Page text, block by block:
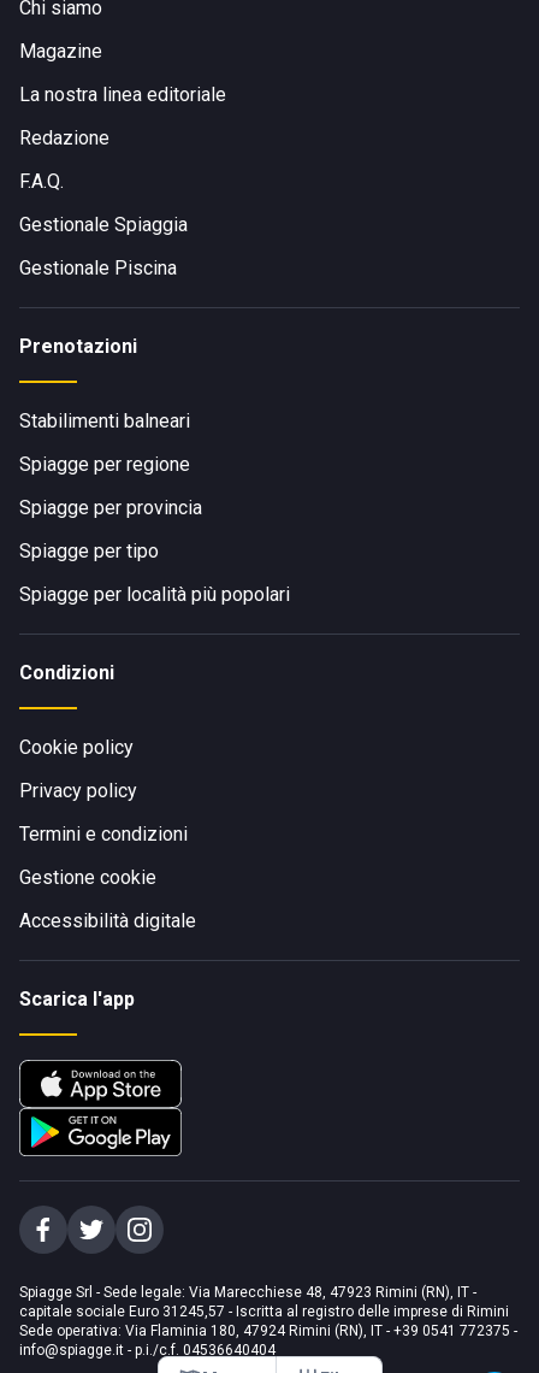
Chi siamo
Magazine
La nostra linea editoriale
Redazione
F.A.Q.
Gestionale Spiaggia
Gestionale Piscina
Prenotazioni
Stabilimenti balneari
Spiagge per regione
Spiagge per provincia
Spiagge per tipo
Spiagge per località più popolari
Condizioni
Cookie policy
Privacy policy
Termini e condizioni
Gestione cookie
Accessibilità digitale
Scarica l'app
Spiagge Srl - Sede legale: Via Marecchiese 48, 47923 Rimini (RN), IT -
capitale sociale Euro 31245,57 - Iscritta al registro delle imprese di Rimini
Sede operativa: Via Flaminia 180, 47924 Rimini (RN), IT - +39 0541 772375 -
info@spiagge.it - p.i./c.f. 04536640404